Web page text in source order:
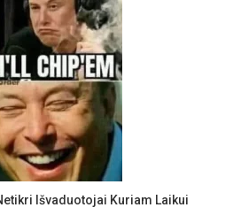
Išvaduotojai Kuriam Laikui